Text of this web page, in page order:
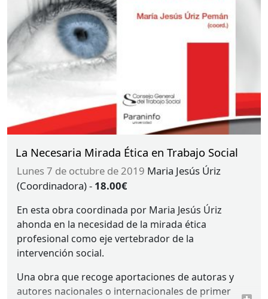
La Necesaria Mirada Ética en Trabajo Social
lunes 7 de octubre de 2019 Maria Jesús Úriz
(Coordinadora)- 18.00€
En esta obra coordinada por Maria Jesús Úriz
ahonda en la necesidad de la mirada ética
profesional como eje vertebrador de la
intervención social.
Una obra que recoge aportaciones de autoras y
autores nacionales o internacionales de primer